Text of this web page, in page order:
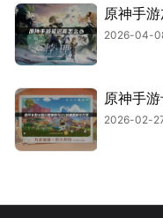
原神手
2026-04-
原神手
2026-02-